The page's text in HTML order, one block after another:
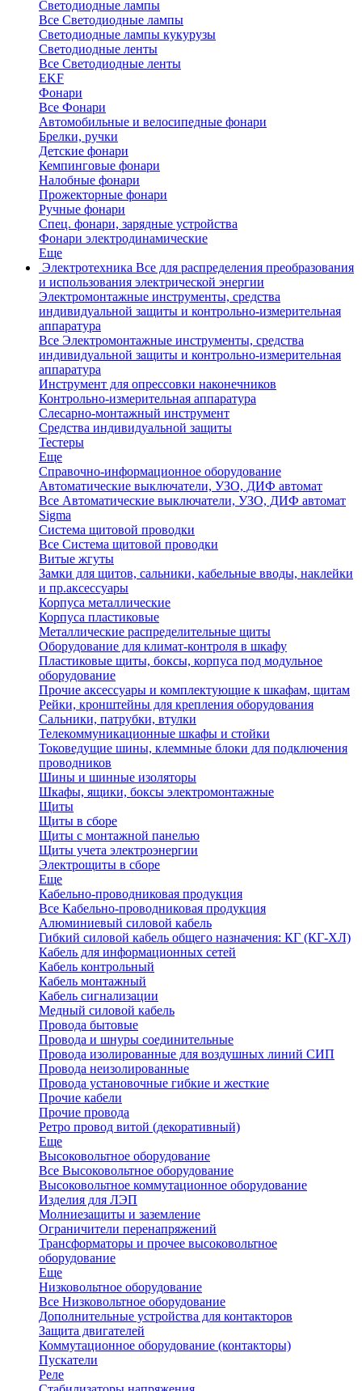
Светодиодные лампы
Все Светодиодные лампы
Светодиодные лампы кукурузы
Светодиодные ленты
Все Светодиодные ленты
EKF
Фонари
Все Фонари
Автомобильные и велосипедные фонари
Брелки, ручки
Детские фонари
Кемпинговые фонари
Налобные фонари
Прожекторные фонари
Ручные фонари
Спец. фонари, зарядные устройства
Фонари электродинамические
Еще
Электротехника Все для распределения преобразования
и использования электрической энергии
Электромонтажные инструменты, средства
индивидуальной защиты и контрольно-измерительная
аппаратура
Все Электромонтажные инструменты, средства
индивидуальной защиты и контрольно-измерительная
аппаратура
Инструмент для опрессовки наконечников
Контрольно-измерительная аппаратура
Слесарно-монтажный инструмент
Средства индивидуальной защиты
Тестеры
Еще
Справочно-информационное оборудование
Автоматические выключатели, УЗО, ДИФ автомат
Все Автоматические выключатели, УЗО, ДИФ автомат
Sigma
Система щитовой проводки
Все Система щитовой проводки
Витые жгуты
Замки для щитов, сальники, кабельные вводы, наклейки
и пр.аксессуары
Корпуса металлические
Корпуса пластиковые
Металлические распределительные щиты
Оборудование для климат-контроля в шкафу
Пластиковые щиты, боксы, корпуса под модульное
оборудование
Прочие аксессуары и комплектующие к шкафам, щитам
Рейки, кронштейны для крепления оборудования
Сальники, патрубки, втулки
Телекоммуникационные шкафы и стойки
Токоведущие шины, клеммные блоки для подключения
проводников
Шины и шинные изоляторы
Шкафы, ящики, боксы электромонтажные
Щиты
Щиты в сборе
Щиты с монтажной панелью
Щиты учета электроэнергии
Электрощиты в сборе
Еще
Кабельно-проводниковая продукция
Все Кабельно-проводниковая продукция
Алюминиевый силовой кабель
Гибкий силовой кабель общего назначения: КГ (КГ-ХЛ)
Кабель для информационных сетей
Кабель контрольный
Кабель монтажный
Кабель сигнализации
Медный силовой кабель
Провода бытовые
Провода и шнуры соединительные
Провода изолированные для воздушных линий СИП
Провода неизолированные
Провода установочные гибкие и жесткие
Прочие кабели
Прочие провода
Ретро провод витой (декоративный)
Еще
Высоковольтное оборудование
Все Высоковольтное оборудование
Высоковольтное коммутационное оборудование
Изделия для ЛЭП
Молниезащиты и заземление
Ограничители перенапряжений
Трансформаторы и прочее высоковольтное
оборудование
Еще
Низковольтное оборудование
Все Низковольтное оборудование
Дополнительные устройства для контакторов
Защита двигателей
Коммутационное оборудование (контакторы)
Пускатели
Реле